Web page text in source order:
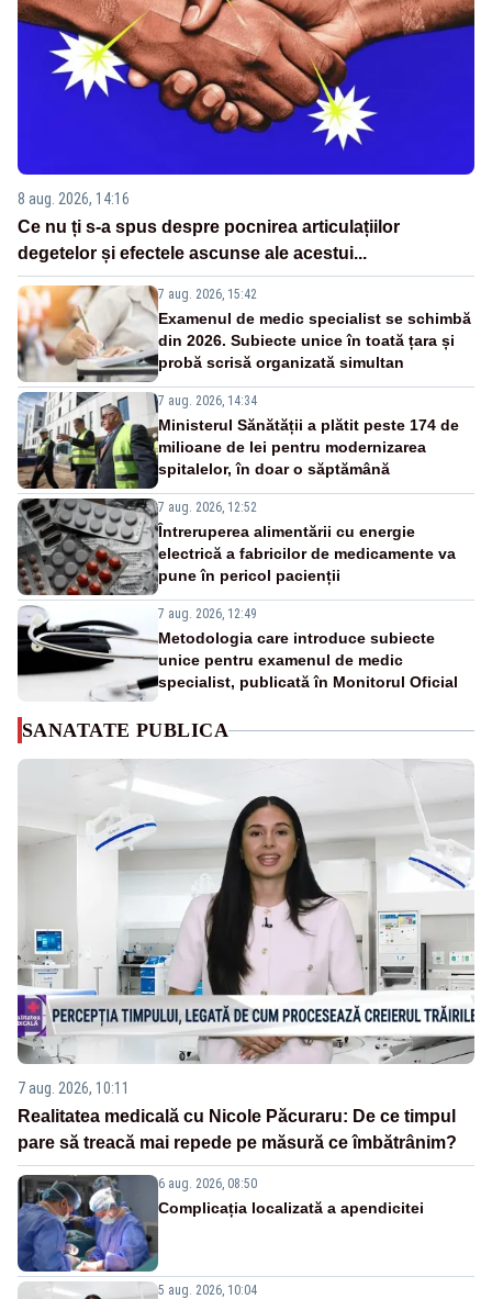
8 aug. 2026, 14:16
Ce nu ți s-a spus despre pocnirea articulațiilor
degetelor și efectele ascunse ale acestui...
7 aug. 2026, 15:42
Examenul de medic specialist se schimbă
din 2026. Subiecte unice în toată țara și
probă scrisă organizată simultan
7 aug. 2026, 14:34
Ministerul Sănătății a plătit peste 174 de
milioane de lei pentru modernizarea
spitalelor, în doar o săptămână
7 aug. 2026, 12:52
Întreruperea alimentării cu energie
electrică a fabricilor de medicamente va
pune în pericol pacienții
7 aug. 2026, 12:49
Metodologia care introduce subiecte
unice pentru examenul de medic
specialist, publicată în Monitorul Oficial
SANATATE PUBLICA
7 aug. 2026, 10:11
Realitatea medicală cu Nicole Păcuraru: De ce timpul
pare să treacă mai repede pe măsură ce îmbătrânim?
6 aug. 2026, 08:50
Complicația localizată a apendicitei
5 aug. 2026, 10:04